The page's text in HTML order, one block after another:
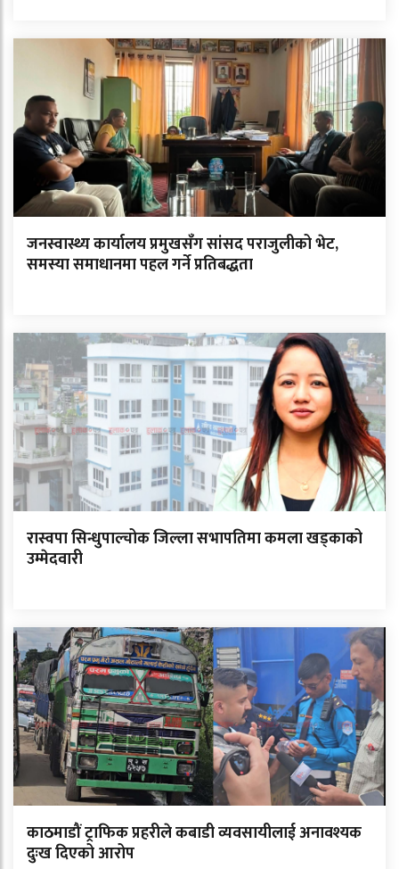
जनस्वास्थ्य कार्यालय प्रमुखसँग सांसद पराजुलीको भेट,
समस्या समाधानमा पहल गर्ने प्रतिबद्धता
रास्वपा सिन्धुपाल्चोक जिल्ला सभापतिमा कमला खड्काको
उम्मेदवारी
काठमाडौं ट्राफिक प्रहरीले कबाडी व्यवसायीलाई अनावश्यक
दुःख दिएको आरोप